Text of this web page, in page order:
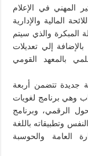
المهني في الإعلام
المالية والإدارية
المبكرة والذي سيتم
به في العام الجامعي 2026-2027، بالإضافة إلي تعديلات
بالمعهد القومي
تتضمن أربعة
وهي برنامج لغويات
الرقمي، وبرنامج
وتطبيقاته باللغة
العامة والحوسبة